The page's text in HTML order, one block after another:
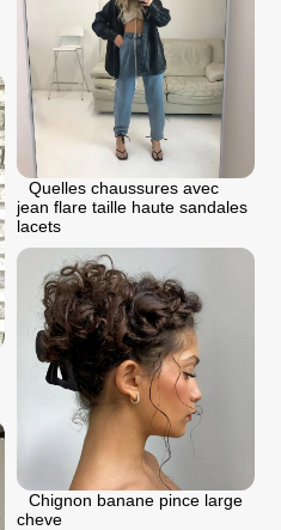
Quelles chaussures avec
jean flare taille haute sandales
lacets
Chignon banane pince large
cheve